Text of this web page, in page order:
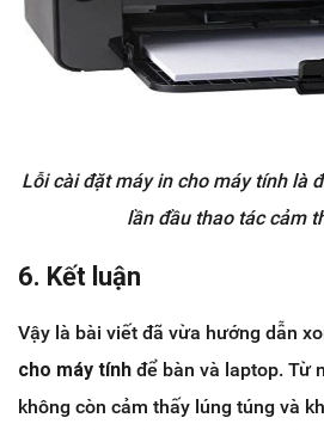
Lỗi cài đặt máy in cho máy tính là
lần đầu thao tác cảm
6. Kết luận
Vậy là bài viết đã vừa hướng dẫn
cho máy tính để bàn và laptop. Từ
không còn cảm thấy lúng túng và